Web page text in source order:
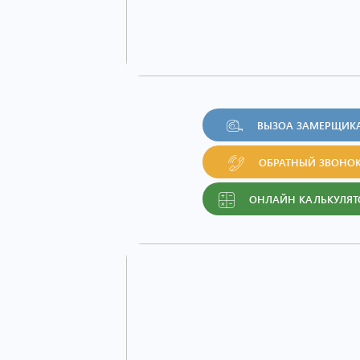
ВЫЗОА
ОБРАТНЫЙ
ОНЛАЙН